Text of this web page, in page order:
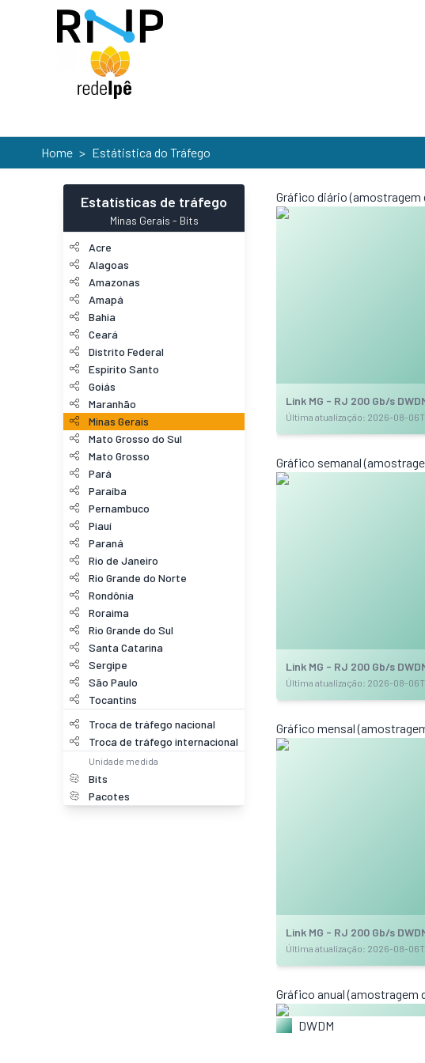
Home > Estátistica do Tráfego
Estatísticas de tráfego
Minas Gerais - Bits
Acre
Alagoas
Amazonas
Amapá
Bahia
Ceará
Distrito Federal
Espírito Santo
Goiás
Maranhão
Minas Gerais
Mato Grosso do Sul
Mato Grosso
Pará
Paraíba
Pernambuco
Piauí
Paraná
Rio de Janeiro
Rio Grande do Norte
Rondônia
Roraima
Rio Grande do Sul
Santa Catarina
Sergipe
São Paulo
Tocantins
Troca de tráfego nacional
Troca de tráfego internacional
Unidade medida
Bits
Pacotes
Gráfico diário (amostragem
Link MG - RJ 200 Gb/s
Última atualização: 2026-08-
Gráfico semanal
Link MG - RJ 200 Gb/s
Última atualização: 2026-08-
Gráfico mensal
Link MG - RJ 200 Gb/s
Última atualização: 2026-08-
Gráfico anual (amostragem
DWDM